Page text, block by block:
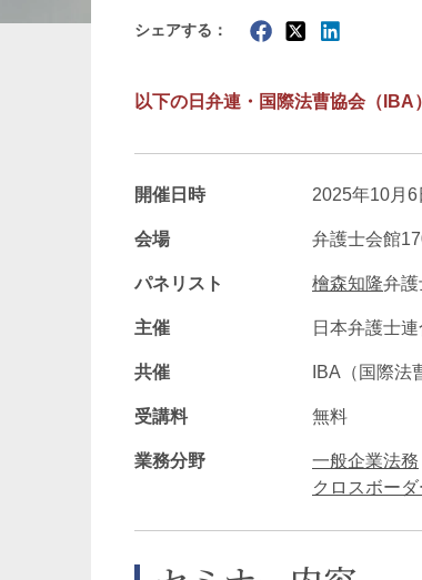
シェアする：
以下の日弁連・国際法曹協会（IBA
開催日時 2025年10月
会場 弁護士会館
パネリスト 檜森知隆弁
主催 日本弁護士連
共催 IBA（国際法
受講料 無料
業務分野 一般企業法務
クロスボー